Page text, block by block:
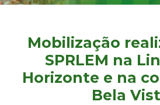
Mobilização
SPRLEM na
Horizonte e na
Bela